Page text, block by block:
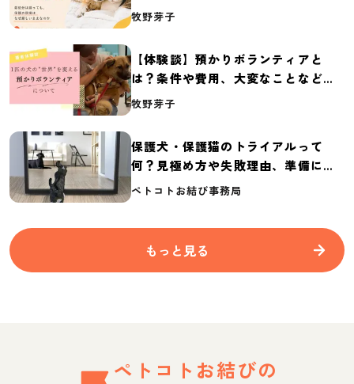
体の実態調査【保護犬・保護猫白書
牧野芽子
【体験談】預かりボランティアと
は？条件や費用、大変なことなど紹
介
牧野芽子
保護犬・保護猫のトライアルって
何？見極め方や失敗理由、準備に必
要なものを紹介
ペトコトお結び事務局
もっと見る
ペトコトお結びの